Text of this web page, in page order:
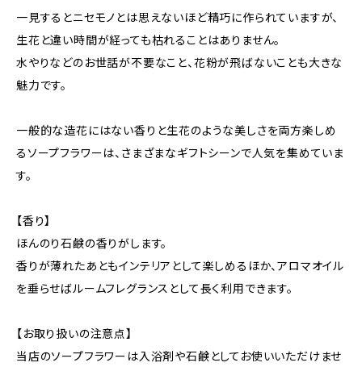
一見するとニセモノとは思えないほど精巧に作られていますが、
生花と違い時間が経っても枯れることはありません。
水やりなどのお世話が不要なこと、花粉が飛ばないことも大きな
魅力です。
一般的な造花にはない香りと生花のような美しさを両方楽しめ
るソープフラワーは、さまざまなギフトシーンで人気を集めていま
す。
【香り】
ほんのり石鹸の香りがします。
香りが薄れたあともインテリアとして楽しめるほか、アロマオイル
を垂らせばルームフレグランスとして長く利用できます。
【お取り扱いの注意点】
当店のソープフラワーは入浴剤や石鹸としてお使いいただけませ